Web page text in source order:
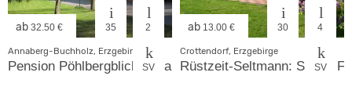
ab 32.50 € 35 2
SV
Annaberg-Buchholz, Erzgebirge
Pension Pöhlbergblick Annaberg
ab 13.00 € 30 4
SV
Crottendorf, Erzgebirge
Rüstzeit-Seltmann: Sauna